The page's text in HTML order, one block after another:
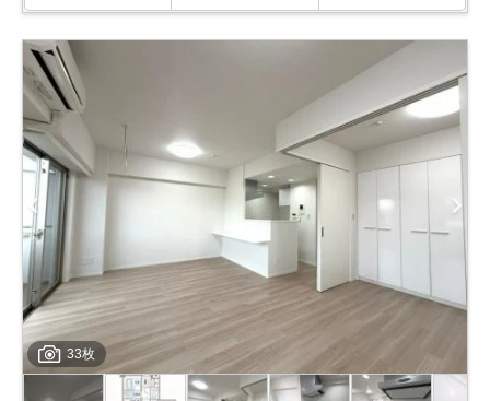
33枚